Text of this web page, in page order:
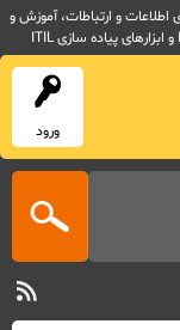
و ارتباطات، آموزش و
ورود